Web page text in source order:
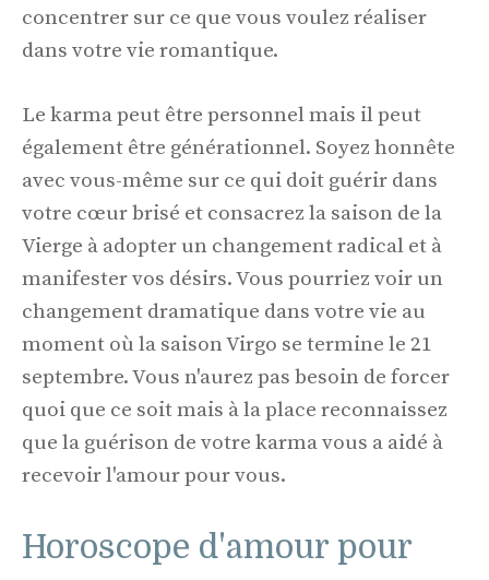
concentrer sur ce que vous voulez réaliser
dans votre vie romantique.
Le karma peut être personnel mais il peut
également être générationnel. Soyez honnête
avec vous-même sur ce qui doit guérir dans
votre cœur brisé et consacrez la saison de la
Vierge à adopter un changement radical et à
manifester vos désirs. Vous pourriez voir un
changement dramatique dans votre vie au
moment où la saison Virgo se termine le 21
septembre. Vous n'aurez pas besoin de forcer
quoi que ce soit mais à la place reconnaissez
que la guérison de votre karma vous a aidé à
recevoir l'amour pour vous.
Horoscope d'amour pour